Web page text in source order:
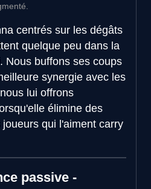
centrés sur les dégâts
quelque peu dans la
Nous buffons ses coups
synergie avec les
lui offrons
élimine des
qui l'aiment carry
passive -